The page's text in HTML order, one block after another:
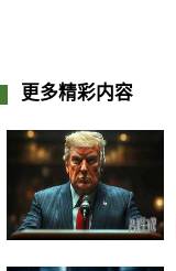
更多精彩内容